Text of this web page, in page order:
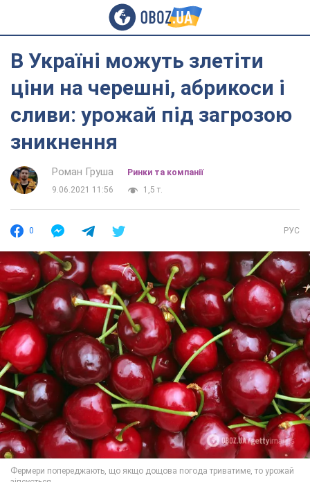
В Україні можуть злетіти
ціни на черешні, абрикоси і
сливи: урожай під загрозою
зникнення
Роман Груша
Ринки та компанії
9.06.2021 11:56
1,5 т.
0 РУС